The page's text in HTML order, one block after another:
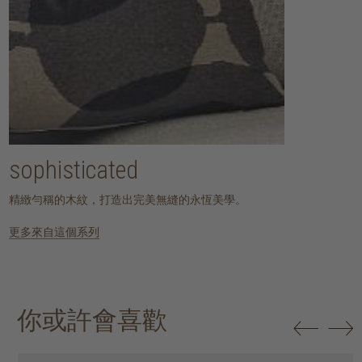
sophisticated
精緻勻稱的木紋，打造出完美無縫的永恆美學。
更多來自這個系列
你或許會喜歡